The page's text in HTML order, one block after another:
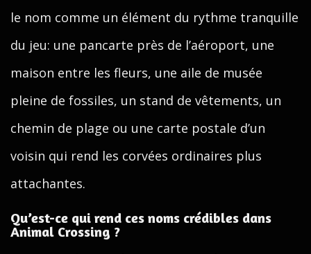
le nom comme un élément du rythme tranquille
du jeu: une pancarte près de l’aéroport, une
maison entre les fleurs, une aile de musée
pleine de fossiles, un stand de vêtements, un
chemin de plage ou une carte postale d’un
voisin qui rend les corvées ordinaires plus
attachantes.
Qu’est-ce qui rend ces noms crédibles dans
Animal Crossing ?